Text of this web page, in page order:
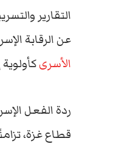
التقارير
عنالرقابة
الأسرىكأولوية
ردةالفعل
قطاعغزة،